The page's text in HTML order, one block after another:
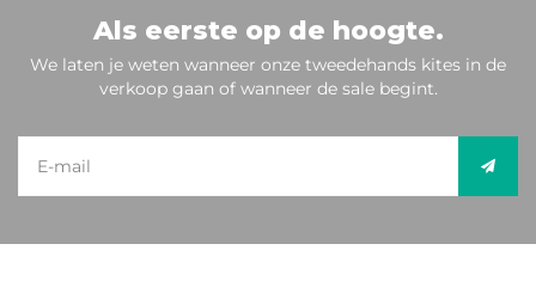
Als eerste op de hoogte.
We laten je weten wanneer onze tweedehands kites in de
verkoop gaan of wanneer de sale begint.